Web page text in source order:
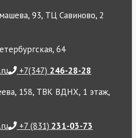
93, ТЦ Савиново, 2
64
+7(347) 246-28-28
158, ТВК ВДНХ, 1 этаж,
+7 (831) 231-03-73